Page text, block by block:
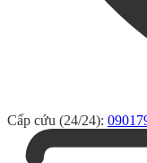
Cấp cứu (24/24):